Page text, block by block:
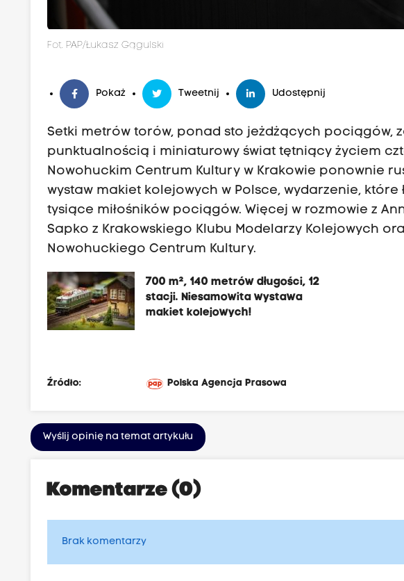
Fot. PAP/Łukasz Gągulski
Pokaż Tweetnij Udostępnij
Setki metrów torów, ponad sto jeżdżących pociągów,
punktualnością i miniaturowy świat tętniący życiem
Nowohuckim Centrum Kultury w Krakowie ponownie
wystaw makiet kolejowych w Polsce, wydarzenie,
tysiące miłośników pociągów. Więcej w rozmowie z
Sapko z Krakowskiego Klubu Modelarzy Kolejowych
Nowohuckiego Centrum Kultury.
700 m², 140 metrów długości, 12
stacji. Niesamowita wystawa
makiet kolejowych!
Źródło: Polska Agencja Prasowa
Wyślij opinię na temat artykułu
Komentarze (0)
Brak komentarzy